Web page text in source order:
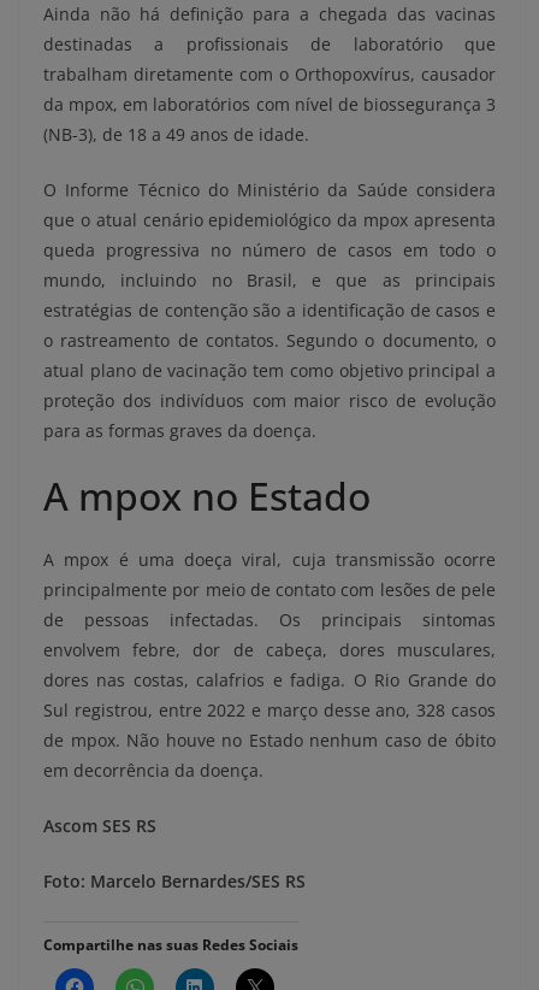
Ainda não há definição para a chegada das vacinas
destinadas a profissionais de laboratório que
trabalham diretamente com o Orthopoxvírus, causador
da mpox, em laboratórios com nível de biossegurança 3
(NB-3), de 18 a 49 anos de idade.
O Informe Técnico do Ministério da Saúde considera
que o atual cenário epidemiológico da mpox apresenta
queda progressiva no número de casos em todo o
mundo, incluindo no Brasil, e que as principais
estratégias de contenção são a identificação de casos e
o rastreamento de contatos. Segundo o documento, o
atual plano de vacinação tem como objetivo principal a
proteção dos indivíduos com maior risco de evolução
para as formas graves da doença.
A mpox no Estado
A mpox é uma doeça viral, cuja transmissão ocorre
principalmente por meio de contato com lesões de pele
de pessoas infectadas. Os principais sintomas
envolvem febre, dor de cabeça, dores musculares,
dores nas costas, calafrios e fadiga. O Rio Grande do
Sul registrou, entre 2022 e março desse ano, 328 casos
de mpox. Não houve no Estado nenhum caso de óbito
em decorrência da doença.
Ascom SES RS
Foto: Marcelo Bernardes/SES RS
Compartilhe nas suas Redes Sociais